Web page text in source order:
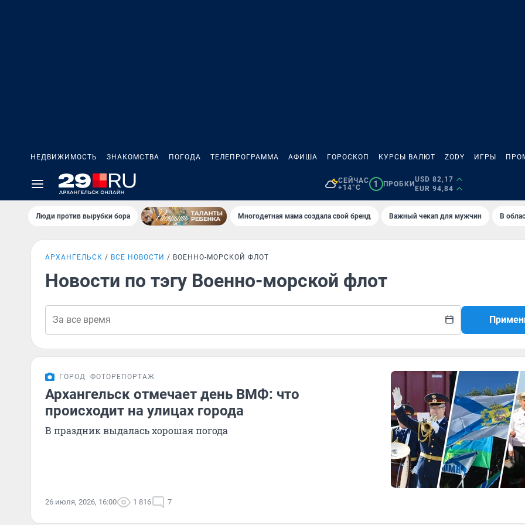
НЕДВИЖИМОСТЬ ЗНАКОМСТВА ПОГОДА ТЕЛЕПРОГРАММА АФИША ГОРОСКОП КУРСЫ ВАЛЮТ ZODY ИГРЫ
СЕЙЧАС
+14°C
1 ПРОБКИ
USD 82,17
EUR 94,84
Люди против вырубки бора Многодетная мама создала свой бренд Важный чекап для мужчин В
АРХАНГЕЛЬСК ВСЕ НОВОСТИ ВОЕННО-МОРСКОЙ ФЛОТ
Новости по тэгу Военно-морской флот
ГОРОД ФОТОРЕПОРТАЖ
Архангельск отмечает день ВМФ: что
происходит на улицах города
В праздник выдалась хорошая погода
26 июля, 2026, 16:00 1 816 7